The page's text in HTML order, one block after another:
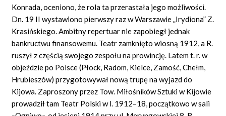
Konrada, oceniono, że rola ta przerastała jego możliwości.
Dn. 19 II wystawiono pierwszy raz w Warszawie „Irydiona” Z.
Krasińskiego. Ambitny repertuar nie zapobiegł jednak
bankructwu finansowemu. Teatr zamknięto wiosną 1912, a R.
ruszył z częścią swojego zespołu na prowincję. Latem t. r. w
objeździe po Polsce (Płock, Radom, Kielce, Zamość, Chełm,
Hrubieszów) przygotowywał nową trupę na wyjazd do
Kijowa. Zaproszony przez Tow. Miłośników Sztuki w Kijowie
prowadził tam Teatr Polski w l. 1912–18, początkowo w sali